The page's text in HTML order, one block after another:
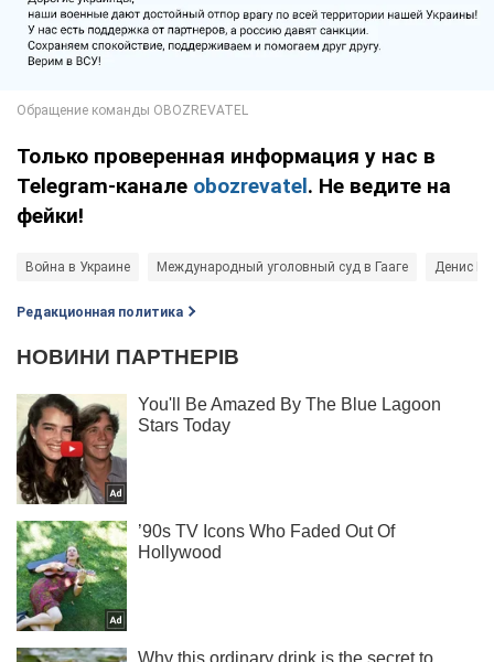
Только проверенная информация у нас в
Telegram-канале obozrevatel. Не ведите на
фейки!
Война в Украине Международный уголовный суд в Гааге Денис
Редакционная политика